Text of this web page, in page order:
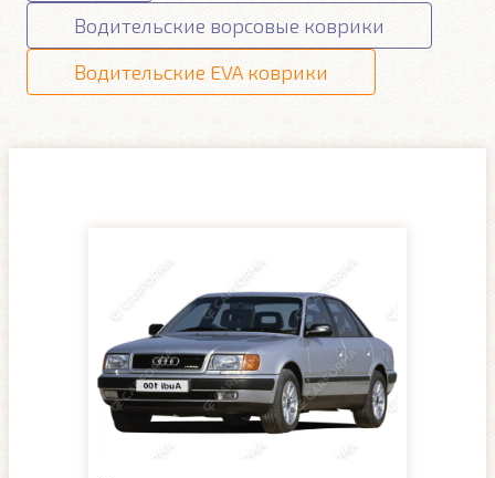
Водительские ворсовые коврики
Водительские EVA коврики